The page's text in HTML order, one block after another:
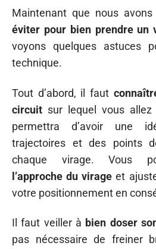
Maintenant que nous
éviter pour bien prendre un
voyons quelques astuces
technique.
Tout d’abord, il faut
circuit sur lequel vous
permettra d’avoir une
trajectoires et des points
chaque virage. Vous
l’approche du virage et
votre positionnement en
Il faut veiller à bien doser
pas nécessaire de freiner